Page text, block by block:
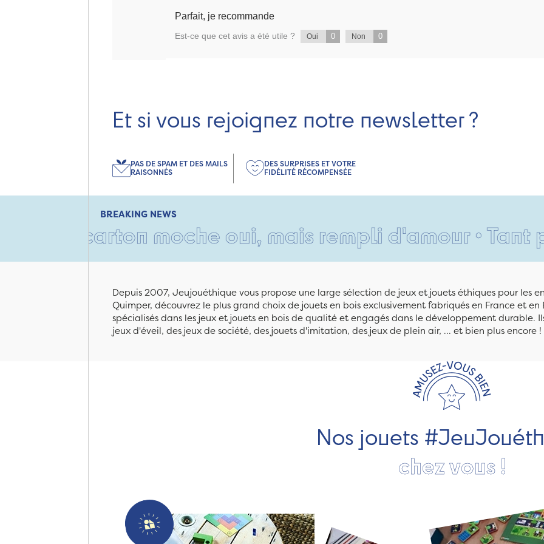
Parfait, je recommande
Est-ce que cet avis a été utile ? Oui 0 Non 0
Et si vous rejoignez notre newsletter ?
PAS DE SPAM ET DES MAILS
RAISONNÉS
DES SURPRISES ET VOTRE
FIDÉLITÉ RÉCOMPENSÉE
BREAKING NEWS
moche oui, mais rempli d'amour • Tant pis
Depuis 2007, Jeujouéthique vous propose une large sélection de jeux et jouets éthiques pour les
Quimper, découvrez le plus grand choix de jouets en bois exclusivement fabriqués en France et
spécialisés dans les jeux et jouets en bois de qualité et engagés dans le développement durable.
jeux d'éveil, des jeux de société, des jouets d'imitation, des jeux de plein air, ... et bien plus encore !
Nos jouets
chez vous !